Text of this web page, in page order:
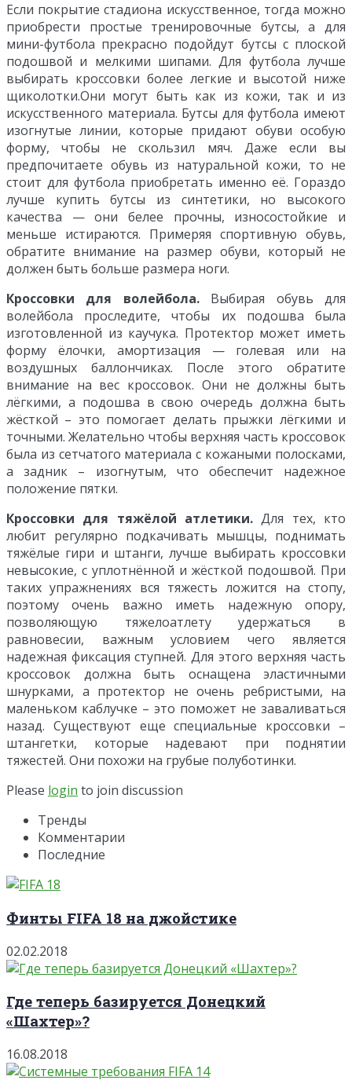
Если покрытие стадиона искусственное, тогда можно
приобрести простые тренировочные бутсы, a для
мини-футбола прекрасно подойдут бутсы с плоской
подошвой и мелкими шипами. Для футбола лучше
выбирать кроссовки более легкие и высотой ниже
щиколотки.Они могут быть как из кожи, так и из
искусственного материала. Бутсы для футбола имеют
изогнутые линии, которые придают обуви особую
форму, чтобы не скользил мяч. Даже если вы
предпочитаете обувь из натуральной кожи, то не
стоит для футбола приобретать именно её. Гораздо
лучше купить бутсы из синтетики, но высокого
качества — они белее прочны, износостойкие и
меньше истираются. Примеряя спортивную обувь,
обратите внимание на размер обуви, который не
должен быть больше размера ноги.
Кроссовки для волейбола.Выбирая обувь для
волейбола проследите, чтобы их подошва была
изготовленной из каучука. Протектор может иметь
форму ёлочки, амортизация — голевая или на
воздушных баллончиках. После этого обратите
внимание на вес кроссовок. Они не должны быть
лёгкими, а подошва в свою очередь должна быть
жёсткой – это помогает делать прыжки лёгкими и
точными. Желательно чтобы верхняя часть кроссовок
была из сетчатого материала с кожаными полосками,
а задник – изогнутым, что обеспечит надежное
положение пятки.
Кроссовки для тяжёлой атлетики. Для тех, кто
любит регулярно подкачивать мышцы, поднимать
тяжёлые гири и штанги, лучше выбирать кроссовки
невысокие, c уплотнённой и жёсткой подошвой. При
таких упражнениях вся тяжесть ложится на стопу,
поэтому очень важно иметь надежную опору,
позволяющую тяжелоатлету удержаться в
равновесии, важным условием чего является
надежная фиксация ступней. Для этого верхняя часть
кроссовок должна быть оснащена эластичными
шнурками, а протектор не очень ребристыми, на
маленьком каблучке – это поможет не заваливаться
назад. Существуют еще специальные кроссовки –
штангетки, которые надевают при поднятии
тяжестей. Они похожи на грубые полуботинки.
Please login to join discussion
Тренды
Комментарии
Последние
Финты FIFA 18 на джойстике
02.02.2018
Где теперь базируется Донецкий
«Шахтер»?
16.08.2018